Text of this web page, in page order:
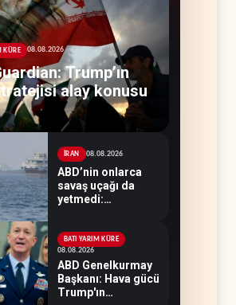
KÜRE 08.08.2026
Trump’ın
alay konusu
İRAN 08.08.2026
ABD’nin onlarca
savaş uçağı da
yetmedi:
BATI YARIM KÜRE
08.08.2026
ABD Genelkurmay
Başkanı: Hava gücü
Trump'ın